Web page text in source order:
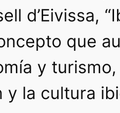
d’Eivissa,
que
y
y la cultura